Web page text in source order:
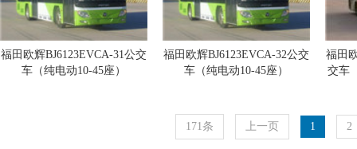
福田欧辉BJ6123EVCA-31公交
车（纯电动10-45座）
福田欧辉BJ6123EVCA-32公交
车（纯电动10-45座）
福田
交车
171条 上一页 1 2